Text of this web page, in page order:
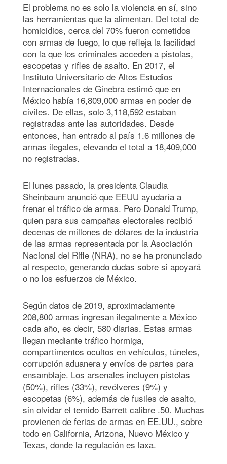
El problema no es solo la violencia en sí, sino
las herramientas que la alimentan. Del total de
homicidios, cerca del 70% fueron cometidos
con armas de fuego, lo que refleja la facilidad
con la que los criminales acceden a pistolas,
escopetas y rifles de asalto. En 2017, el
Instituto Universitario de Altos Estudios
Internacionales de Ginebra estimó que en
México había 16,809,000 armas en poder de
civiles. De ellas, solo 3,118,592 estaban
registradas ante las autoridades. Desde
entonces, han entrado al país 1.6 millones de
armas ilegales, elevando el total a 18,409,000
no registradas.
El lunes pasado, la presidenta Claudia
Sheinbaum anunció que EEUU ayudaría a
frenar el tráfico de armas. Pero Donald Trump,
quien para sus campañas electorales recibió
decenas de millones de dólares de la industria
de las armas representada por la Asociación
Nacional del Rifle (NRA), no se ha pronunciado
al respecto, generando dudas sobre si apoyará
o no los esfuerzos de México.
Según datos de 2019, aproximadamente
208,800 armas ingresan ilegalmente a México
cada año, es decir, 580 diarias. Estas armas
llegan mediante tráfico hormiga,
compartimentos ocultos en vehículos, túneles,
corrupción aduanera y envíos de partes para
ensamblaje. Los arsenales incluyen pistolas
(50%), rifles (33%), revólveres (9%) y
escopetas (6%), además de fusiles de asalto,
sin olvidar el temido Barrett calibre .50. Muchas
provienen de ferias de armas en EE.UU., sobre
todo en California, Arizona, Nuevo México y
Texas, donde la regulación es laxa.